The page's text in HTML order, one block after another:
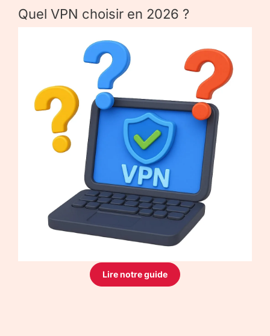
Quel VPN choisir en 2026 ?
Lire notre guide